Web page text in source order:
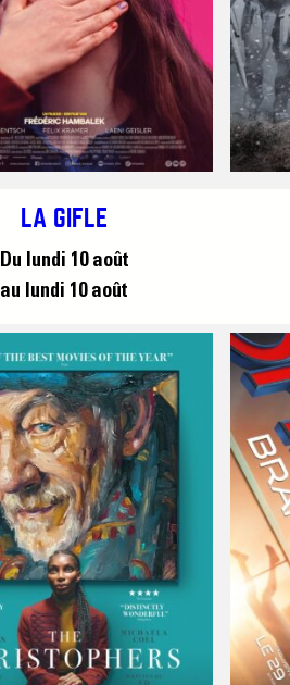
LA GIFLE
Du lundi 10 août
au lundi 10 août